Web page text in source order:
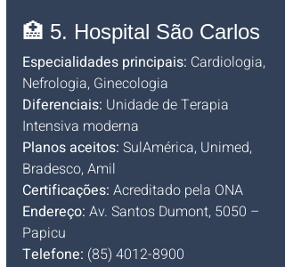
🏥 5. Hospital São Carlos
Especialidades principais: Cardiologia,
Nefrologia, Ginecologia
Diferenciais: Unidade de Terapia
Intensiva moderna
Planos aceitos: SulAmérica, Unimed,
Bradesco, Amil
Certificações: Acreditado pela ONA
Endereço: Av. Santos Dumont, 5050 –
Papicu
Telefone: (85) 4012-8900